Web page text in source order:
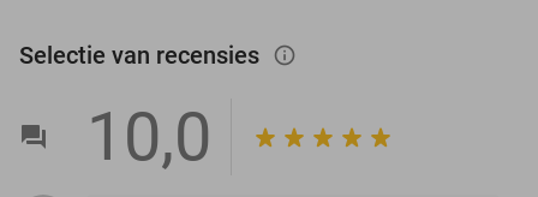
Selectie van recensies info_outlined
10,0